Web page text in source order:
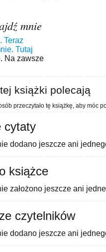
mnie
Teraz
Tutaj
Na zawsze
książki polecają
przeczytało tę książkę, aby móc
cytaty
dodano jeszcze ani
książce
założono jeszcze ani
czytelników
dodano jeszcze ani